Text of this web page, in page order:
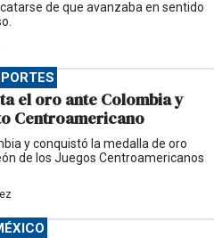
de que avanzaba en sentido
el oro ante Colombia y
Centroamericano
y conquistó la medalla de oro
de los Juegos Centroamericanos